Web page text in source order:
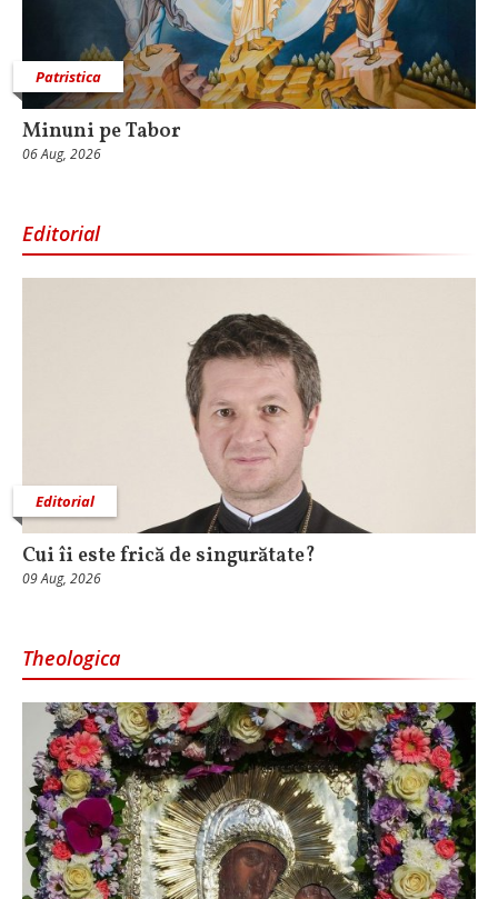
Patristica
Minuni pe Tabor
06 Aug, 2026
Editorial
Editorial
Cui îi este frică de singurătate?
09 Aug, 2026
Theologica